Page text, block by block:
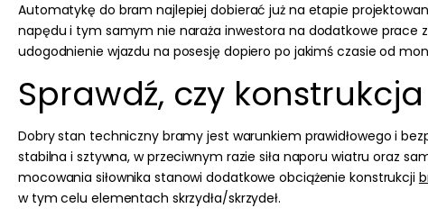
Automatykę do bram najlepiej dobierać już na etapie
napędu i tym samym nie naraża inwestora na dodatkowe prace
udogodnienie wjazdu na posesję dopiero po jakimś czasie od
Sprawdź, czy
Dobry stan techniczny bramy jest warunkiem prawidłowego i
stabilna i sztywna, w przeciwnym razie siła naporu wiatru oraz
mocowania siłownika stanowi dodatkowe obciążenie konstrukcji
w tym celu elementach skrzydła/skrzydeł.